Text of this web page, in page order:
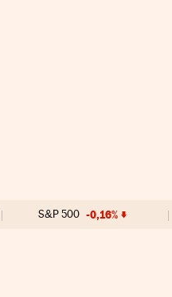
S&P 500 -0,16%